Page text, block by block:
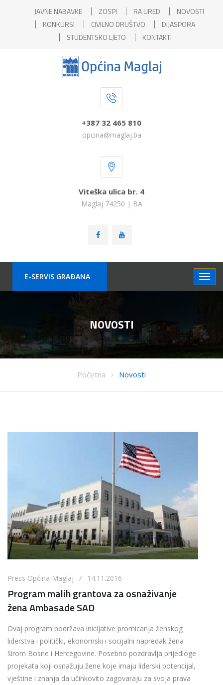
JAVNE NABAVKE ZOSPI RA URED
NOVOSTI
KONKURSI
CIVILNO DRUŠTVO
DIJASPORA
STUDENTSKO LJETO
KONTAKTI
+387 32 465 810
opcina@maglaj.ba
Viteška ulica br. 4
Maglaj 74250 | BA
E-SERVIS GRAÐANA
NOVOSTI
Početna Novosti
Press Općina Maglaj / 14.11.2016
Program malih grantova za osnaživanje
žena Ambasade SAD
Ovaj program podržava inicijative promicanja ženskog
liderstva i politički, ekonomski i socijalni napredak žena
širom Bosne i Hercegovine. Posebno pozdravlja prijedloge
projekata koji osnažuju žene koje imaju liderski potencijal,
vještine i znanja da učinkovito zagovaraju za svoja prava